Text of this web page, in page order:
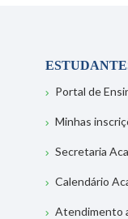
Portal de
Minhas
Secretaria
Calendário
Atendimento